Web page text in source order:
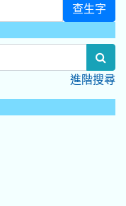
查生字
進階搜尋